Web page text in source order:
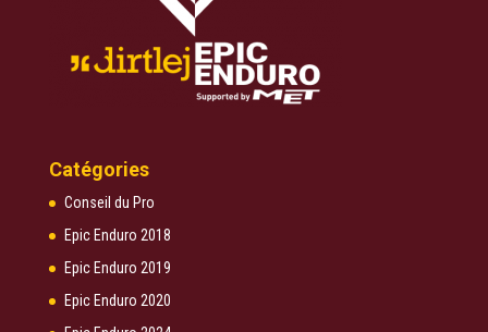
Catégories
Conseil du Pro
Epic Enduro 2018
Epic Enduro 2019
Epic Enduro 2020